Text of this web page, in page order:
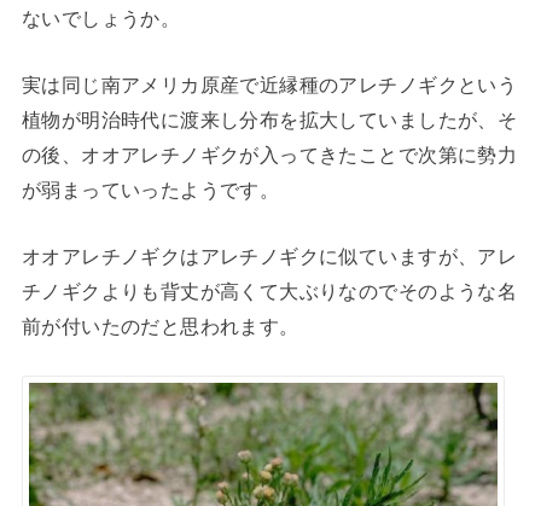
ないでしょうか。
実は同じ南アメリカ原産で近縁種のアレチノギクという
植物が明治時代に渡来し分布を拡大していましたが、そ
の後、オオアレチノギクが入ってきたことで次第に勢力
が弱まっていったようです。
オオアレチノギクはアレチノギクに似ていますが、アレ
チノギクよりも背丈が高くて大ぶりなのでそのような名
前が付いたのだと思われます。